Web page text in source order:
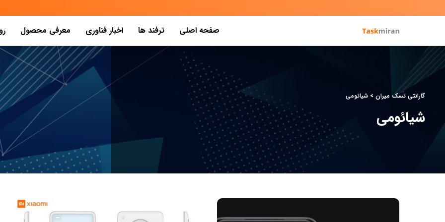
صفحه اصلی ترفند ها اخبار فناوری معرفی محصول
گارانتی تسک میران > شیائومی
شیائومی